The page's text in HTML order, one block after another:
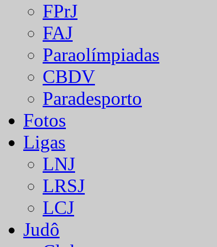
FPrJ
FAJ
Paraolímpiadas
CBDV
Paradesporto
Fotos
Ligas
LNJ
LRSJ
LCJ
Judô